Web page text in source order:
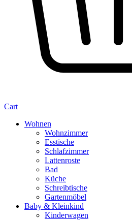
Cart
Wohnen
Wohnzimmer
Esstische
Schlafzimmer
Lattenroste
Bad
Küche
Schreibtische
Gartenmöbel
Baby & Kleinkind
Kinderwagen